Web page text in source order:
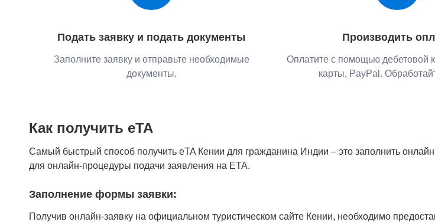
Подать заявку и подать документы
Заполните заявку и отправьте необходимые
документы.
Производить
Оплатите с помощью дебетовой
карты, PayPal.
Как получить eTA
Самый быстрый способ получить eTA Кении для гражданина Индии – это заполнить
для онлайн-процедуры подачи заявления на ETA.
Заполнение формы заявки:
Получив онлайн-заявку на официальном туристическом сайте Кении, необходимо